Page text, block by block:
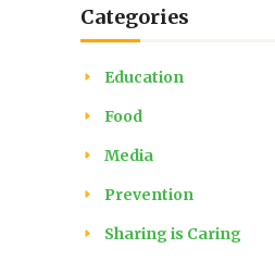
Categories
Education
Food
Media
Prevention
Sharing is Caring